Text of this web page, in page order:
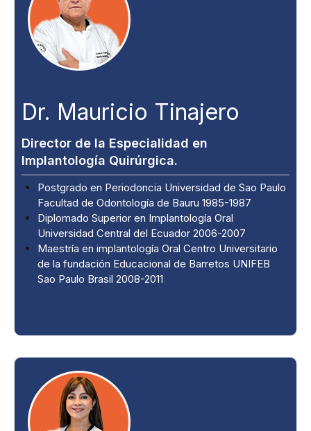
Dr. Mauricio Tinajero
Director de la Especialidad en
Implantología Quirúrgica.
Postgrado en Periodoncia Universidad de Sao Paulo
Facultad de Odontología de Bauru 1985-1987
Diplomado Superior en Implantología Oral
Universidad Central del Ecuador 2006-2007
Maestría en implantología Oral Centro Universitario
de la fundación Educacional de Barretos UNIFEB
Sao Paulo Brasil 2008-2011